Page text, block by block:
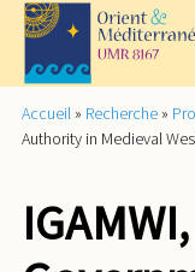
Accueil » Recherche »
Authority in Medieval